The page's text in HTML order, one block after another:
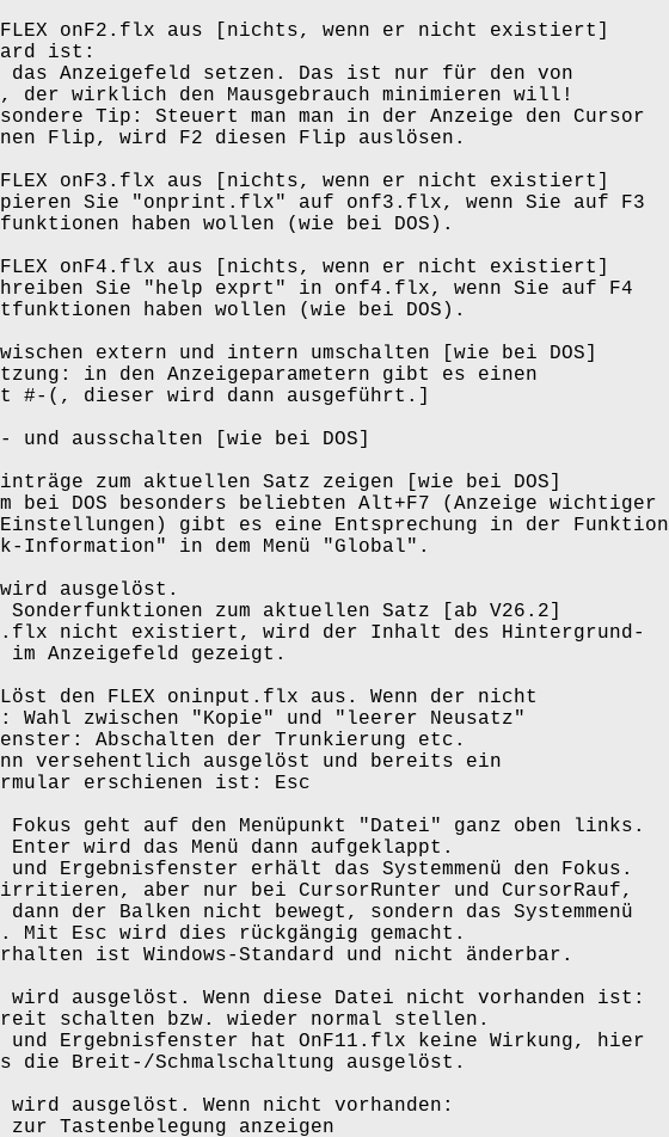
onF2.flx aus [nichts, wenn er nicht existiert]
ist:
Anzeigefeld setzen. Das ist nur für den von
wirklich den Mausgebrauch minimieren will!
Tip: Steuert man man in der Anzeige den Cursor
wird F2 diesen Flip auslösen.
onF3.flx aus [nichts, wenn er nicht existiert]
Sie "onprint.flx" auf onf3.flx, wenn Sie auf F3
haben wollen (wie bei DOS).
onF4.flx aus [nichts, wenn er nicht existiert]
Sie "help exprt" in onf4.flx, wenn Sie auf F4
haben wollen (wie bei DOS).
extern und intern umschalten [wie bei DOS]
in den Anzeigeparametern gibt es einen
dieser wird dann ausgeführt.]
und ausschalten [wie bei DOS]
zum aktuellen Satz zeigen [wie bei DOS]
DOS besonders beliebten Alt+F7 (Anzeige wichtiger
gibt es eine Entsprechung in der Funktion
in dem Menü "Global".
ausgelöst.
zum aktuellen Satz [ab V26.2]
nicht existiert, wird der Inhalt des Hintergrund-
Anzeigefeld gezeigt.
den FLEX oninput.flx aus. Wenn der nicht
zwischen "Kopie" und "leerer Neusatz"
Abschalten der Trunkierung etc.
ausgelöst und bereits ein
erschienen ist: Esc
Fokus geht auf den Menüpunkt "Datei" ganz oben links.
das Menü dann aufgeklappt.
erhält das Systemmenü den Fokus.
aber nur bei CursorRunter und CursorRauf,
der Balken nicht bewegt, sondern das Systemmenü
Esc wird dies rückgängig gemacht.
ist Windows-Standard und nicht änderbar.
wird ausgelöst. Wenn diese Datei nicht vorhanden ist:
schalten bzw. wieder normal stellen.
Ergebnisfenster hat OnF11.flx keine Wirkung, hier
Breit-/Schmalschaltung ausgelöst.
wird ausgelöst. Wenn nicht vorhanden:
anzeigen